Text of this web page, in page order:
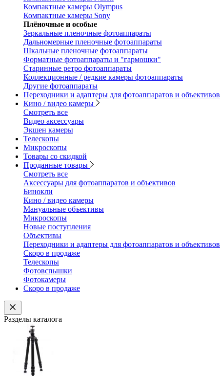
Компактные камеры Olympus
Компактные камеры Sony
Плёночные и особые
Зеркальные пленочные фотоаппараты
Дальномерные пленочные фотоаппараты
Шкальные пленочные фотоаппараты
Форматные фотоаппараты и "гармошки"
Старинные ретро фотоаппараты
Коллекционные / редкие камеры фотоаппараты
Другие фотоаппараты
Переходники и адаптеры для фотоаппаратов и объективов
Кино / видео камеры
Смотреть все
Видео аксессуары
Экшен камеры
Телескопы
Микроскопы
Товары со скидкой
Проданные товары
Смотреть все
Аксессуары для фотоаппаратов и объективов
Бинокли
Кино / видео камеры
Мануальные объективы
Микроскопы
Новые поступления
Объективы
Переходники и адаптеры для фотоаппаратов и объективов
Скоро в продаже
Телескопы
Фотовспышки
Фотокамеры
Скоро в продаже
Разделы каталога